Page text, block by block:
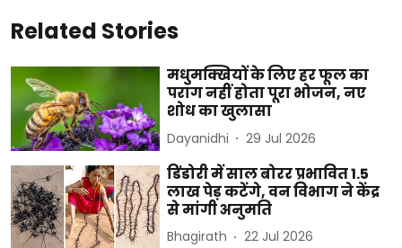
Related Stories
मधुमक्खियों के लिए हर फूल का
पराग नहीं होता पूरा भोजन, नए
शोध का खुलासा
Dayanidhi 29 Jul 2026
डिंडोरी में साल बोरर प्रभावित 1.5
लाख पेड़ कटेंगे, वन विभाग ने केंद्र
से मांगी अनुमति
Bhagirath 22 Jul 2026